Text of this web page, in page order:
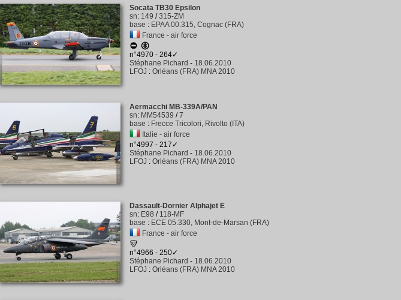
Socata TB30 Epsilon
sn: 149 /315-ZM
base : EPAA 00.315, Cognac (FRA)
France - air force
n°4970 - 264✓
Stéphane Pichard - 18.06.2010
LFOJ : Orléans (FRA) MNA 2010
Aermacchi MB-339A/PAN
sn: MM54539 /7
base : Frecce Tricolori, Rivolto (ITA)
Italie - air force
n°4997 - 217✓
Stéphane Pichard - 18.06.2010
LFOJ : Orléans (FRA) MNA 2010
Dassault-Dornier Alphajet E
sn: E98 / 118-MF
base : ECE 05.330, Mont-de-Marsan (FRA)
France - air force
n°4966 - 250✓
Stéphane Pichard - 18.06.2010
LFOJ : Orléans (FRA) MNA 2010